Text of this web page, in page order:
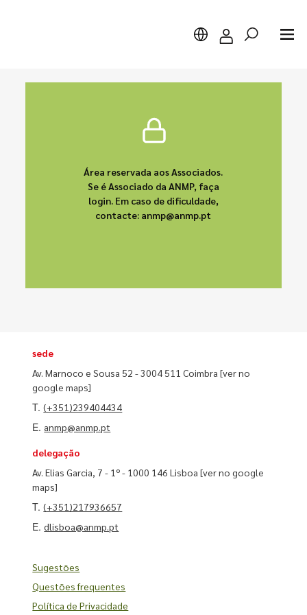
Área reservada aos Associados.
Se é Associado da ANMP, faça
login. Em caso de dificuldade,
contacte: anmp@anmp.pt
sede
Av. Marnoco e Sousa 52 - 3004 511 Coimbra[ver no
google maps]
T.(+351)239404434
E. anmp@anmp.pt
delegação
Av. Elias Garcia, 7 - 1º - 1000 146 Lisboa[ver no google
maps]
T.(+351)217936657
E.dlisboa@anmp.pt
Sugestões
Questões frequentes
Política de Privacidade